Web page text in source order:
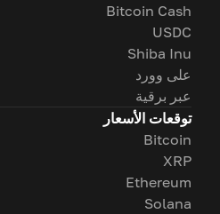
Bitcoin Cash
USDC
Shiba Inu
على وورد
عبر برقية
توقعات الأسعار
Bitcoin
XRP
Ethereum
Solana